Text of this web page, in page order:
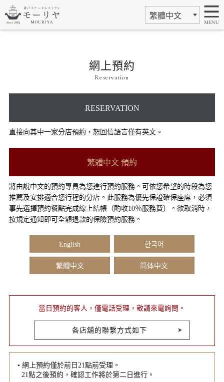
網上預約
Reservation
RESERVATION
直接向其中一家分店預約，恕回信語言僅有英文。
繁體中文 預約
將由說中文的預約專員為您進行預約服務。可依您希望的時段為您
推薦及安排適合您行程的分店。此服務為優先保證確保座席，必須
事先選擇預約餐點完成線上結帳（酌收10％服務費）。欲取消時，
按規定通知即可全額退款的保險預約服務。
English 한국어
繁體中文 简体中文
當日預約的客人，僅電話受理，敬請來電詢問。
各店舖的聯繫方式如下
• 網上預約僅於前日21點前受理。
21點之後預約，確認工作將於第二日進行。